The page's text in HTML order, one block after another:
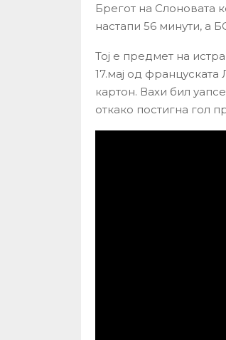
Брегот на Слоновата
настапи 56 минути, а
Тој е предмет на
17.мај од
картон. Вахи бил
откако постигна гол